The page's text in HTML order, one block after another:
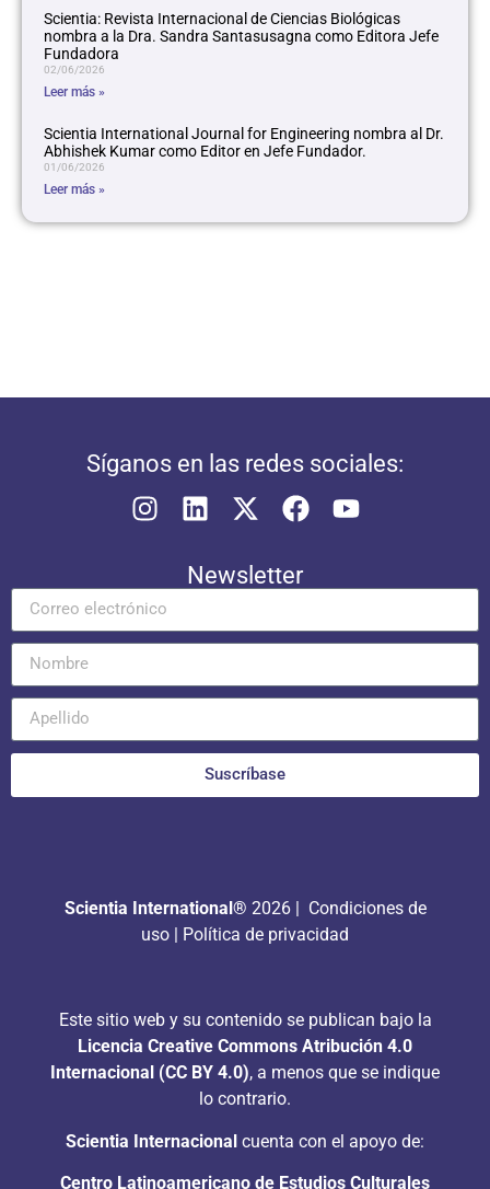
Scientia: Revista Internacional de Ciencias Biológicas
nombra a la Dra. Sandra Santasusagna como Editora Jefe
Fundadora
02/06/2026
Leer más »
Scientia International Journal for Engineering nombra al Dr.
Abhishek Kumar como Editor en Jefe Fundador.
01/06/2026
Leer más »
Síganos en las redes sociales:
Newsletter
Suscríbase
Scientia International® 2026 | Condiciones de
uso | Política de privacidad
Este sitio web y su contenido se publican bajo la
Licencia Creative Commons Atribución 4.0
Internacional (CC BY 4.0), a menos que se indique
lo contrario.
Scientia Internacional cuenta con el apoyo de:
Centro Latinoamericano de Estudios Culturales